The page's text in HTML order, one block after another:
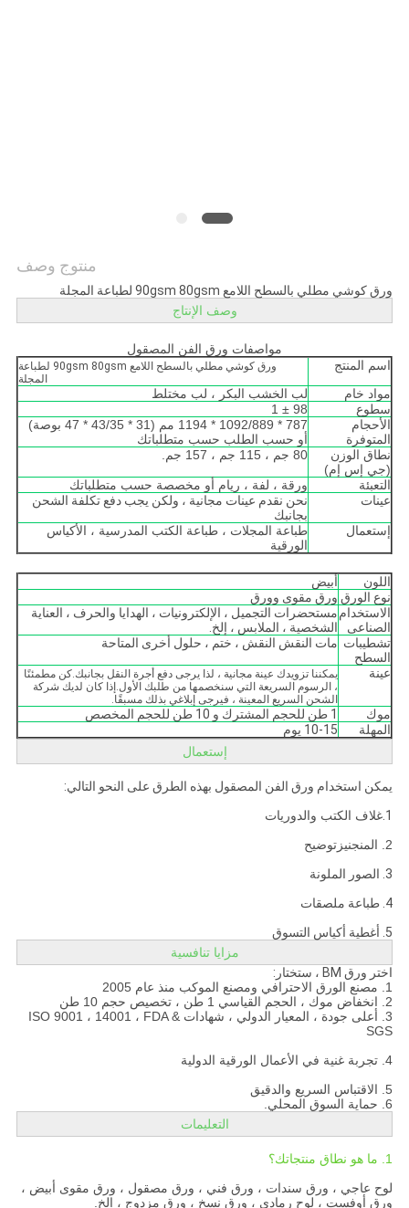
منتوج وصف
ورق كوشي مطلي بالسطح اللامع 90gsm 80gsm لطباعة المجلة
وصف الإنتاج
مواصفات ورق الفن المصقول
اسم المنتج
ورق كوشي مطلي بالسطح اللامع 90gsm 80gsm لطباعة
المجلة
مواد خام
لب الخشب البكر ، لب مختلط
سطوع
98 ± 1
الأحجام
المتوفرة
787 * 1092/889 * 1194 مم (31 * 43/35 * 47 بوصة)
أو حسب الطلب حسب متطلباتك
نطاق الوزن
(جي إس إم)
80 جم ، 115 جم ، 157 جم.
التعبئة
ورقة ، لفة ، ريام أو مخصصة حسب متطلباتك
عينات
نحن نقدم عينات مجانية ، ولكن يجب دفع تكلفة الشحن
بجانبك
إستعمال
طباعة المجلات ، طباعة الكتب المدرسية ، الأكياس
الورقية
اللون
أبيض
نوع الورق ورق مقوى وورق
الاستخدام
الصناعى
مستحضرات التجميل ، الإلكترونيات ، الهدايا والحرف ، العناية
الشخصية ، الملابس ، إلخ.
تشطيبات
السطح
مات النقش النقش ، ختم ، حلول أخرى المتاحة
عينة
يمكننا تزويدك عينة مجانية ، لذا يرجى دفع أجرة النقل بجانبك.كن مطمئنًا
، الرسوم السريعة التي سنخصمها من طلبك الأول.إذا كان لديك شركة
الشحن السريع المعينة ، فيرجى إبلاغي بذلك مسبقًا.
موك
1 طن للحجم المشترك و 10 طن للحجم المخصص
المهلة
10-15 يوم
إستعمال
يمكن استخدام ورق الفن المصقول بهذه الطرق على النحو التالي:
1. غلاف الكتب والدوريات
2. المنجنيز
توضيح
3. الصور الملونة
4. طباعة ملصقات
5. أغطية أكياس التسوق
مزايا تنافسية
اختر ورق BM ، ستختار:
1. مصنع الورق الاحترافي ومصنع الموكب منذ عام 2005
2. انخفاض موك ، الحجم القياسي 1 طن ، تخصيص حجم 10 طن
3. أعلى جودة ، المعيار الدولي ، شهادات ISO 9001 ، 14001 ، FDA &
SGS
4. تجربة غنية في الأعمال الورقية الدولية
5. الاقتباس السريع والدقيق
6. حماية السوق المحلي.
التعليمات
1. ما هو نطاق منتجاتك؟
لوح عاجي ، ورق سندات ، ورق فني ، ورق مصقول ، ورق مقوى أبيض ،
ورق أوفست ، لوح رمادي ، ورق نسخ ، ورق مزدوج ، إلخ.